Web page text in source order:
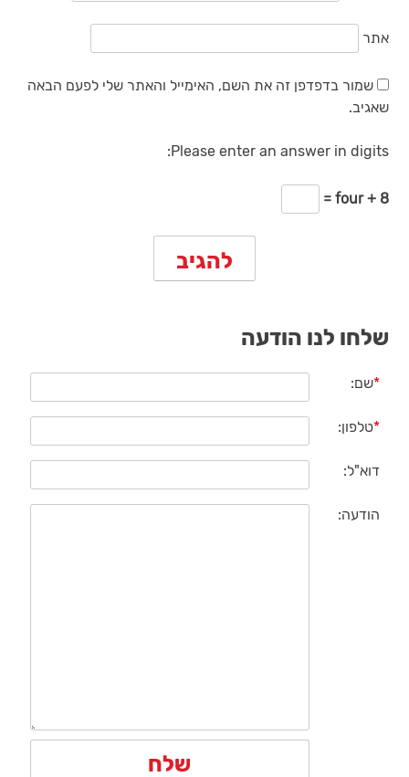
אתר
שמור בדפדפן זה את השם, האימייל והאתר שלי לפעם הבאה
שאגיב.
Please enter an answer in digits:
8 + four =
שלחו לנו הודעה
*שם:
*טלפון:
דוא"ל:
הודעה: